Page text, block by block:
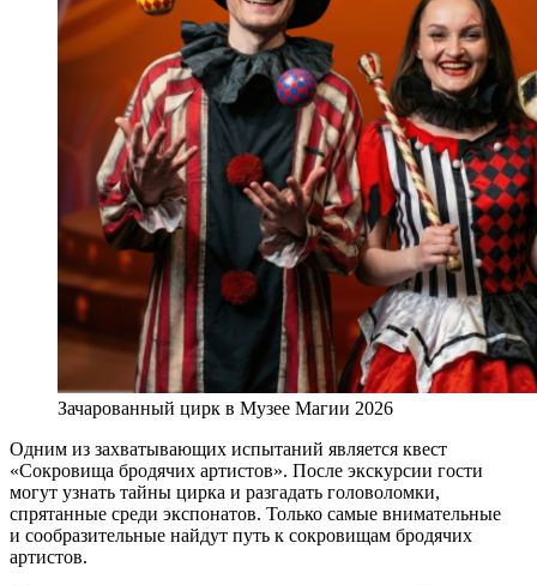
Зачарованный цирк в Музее Магии 2026
Одним из захватывающих испытаний является квест
«Сокровища бродячих артистов». После экскурсии гости
могут узнать тайны цирка и разгадать головоломки,
спрятанные среди экспонатов. Только самые внимательные
и сообразительные найдут путь к сокровищам бродячих
артистов.